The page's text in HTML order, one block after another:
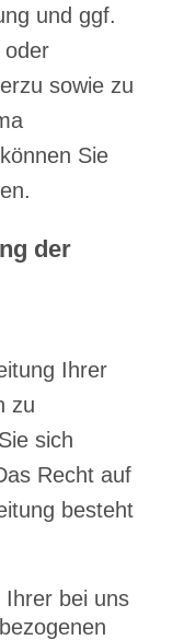
und ggf.
oder
sowie zu
Sie
der
Ihrer
zu
sich
Recht auf
besteht
Ihrer bei uns